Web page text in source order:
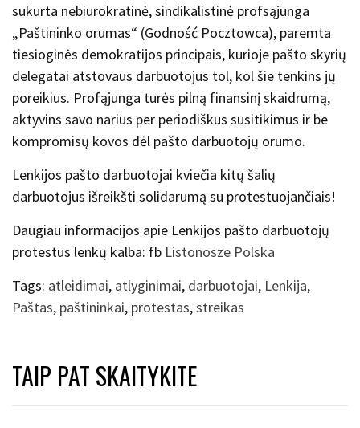
sukurta nebiurokratinė, sindikalistinė profsąjunga
„Paštininko orumas“ (Godność Pocztowca), paremta
tiesioginės demokratijos principais, kurioje pašto skyrių
delegatai atstovaus darbuotojus tol, kol šie tenkins jų
poreikius. Profąjunga turės pilną finansinį skaidrumą,
aktyvins savo narius per periodiškus susitikimus ir be
kompromisų kovos dėl pašto darbuotojų orumo.
Lenkijos pašto darbuotojai kviečia kitų šalių
darbuotojus išreikšti solidarumą su protestuojančiais!
Daugiau informacijos apie Lenkijos pašto darbuotojų
protestus lenkų kalba: fb Listonosze Polska
Tags: atleidimai, atlyginimai, darbuotojai, Lenkija,
Paštas, paštininkai, protestas,streikas
TAIP PAT SKAITYKITE